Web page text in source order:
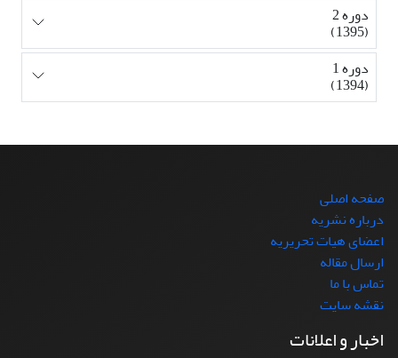
دوره 2
(1395)
دوره 1
(1394)
صفحه اصلی
درباره نشریه
اعضای هیات تحریریه
ارسال مقاله
تماس با ما
نقشه سایت
اخبار و اعلانات